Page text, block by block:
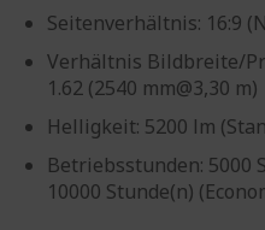
Seitenverhältnis: 16:9
Verhältnis Bildbreite/
1.62 (2540 mm@3,30 m)
Helligkeit: 5200 lm
Betriebsstunden: 5000
10000 Stunde(n)